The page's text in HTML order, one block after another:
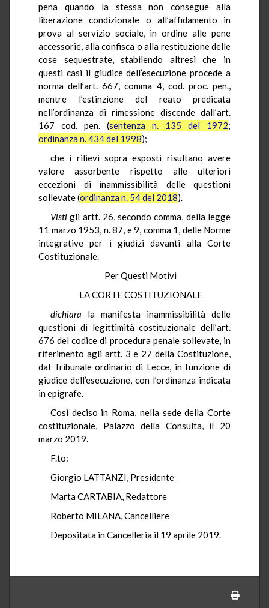
pena quando la stessa non consegue alla
liberazione condizionale o all’affidamento in
prova al servizio sociale, in ordine alle pene
accessorie, alla confisca o alla restituzione delle
cose sequestrate, stabilendo altresì che in
questi casi il giudice dell’esecuzione procede a
norma dell’art. 667, comma 4, cod. proc. pen.,
mentre l’estinzione del reato predicata
nell’ordinanza di rimessione discende dall’art.
167 cod. pen. (sentenza n. 135 del 1972;
ordinanza n. 434 del 1998);
che i rilievi sopra esposti risultano avere
valore assorbente rispetto alle ulteriori
eccezioni di inammissibilità delle questioni
sollevate (ordinanza n. 54 del 2018).
Vistigli artt. 26, secondo comma, della legge
11 marzo 1953, n. 87, e 9, comma 1, delle Norme
integrative per i giudizi davanti alla Corte
Costituzionale.
Per Questi Motivi
LA CORTE COSTITUZIONALE
dichiara la manifesta inammissibilità delle
questioni di legittimità costituzionale dell’art.
676 del codice di procedura penale sollevate, in
riferimento agli artt. 3 e 27 della Costituzione,
dal Tribunale ordinario di Lecce, in funzione di
giudice dell’esecuzione, con l’ordinanza indicata
in epigrafe.
Così deciso in Roma, nella sede della Corte
costituzionale, Palazzo della Consulta, il 20
marzo 2019.
F.to:
Giorgio LATTANZI, Presidente
Marta CARTABIA, Redattore
Roberto MILANA, Cancelliere
Depositata in Cancelleria il 19 aprile 2019.